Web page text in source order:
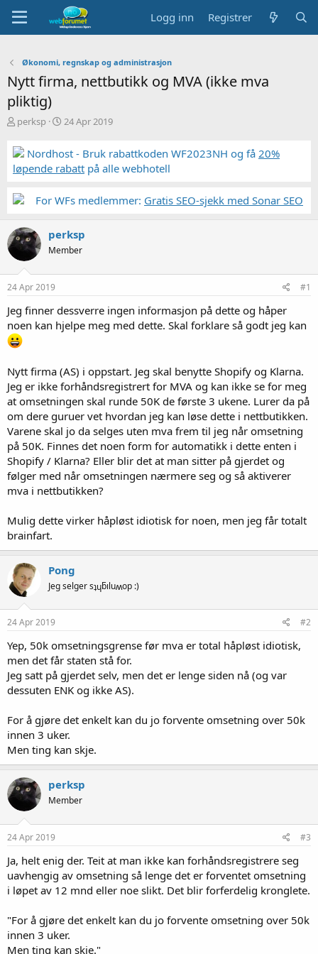
Logg inn Registrer
Økonomi, regnskap og administrasjon
Nytt firma, nettbutikk og MVA (ikke mva
pliktig)
T
å
d
s
a
e
r
perksp
S
r
t
a
24 Apr 2019
Nordhost - Bruk rabattkoden WF2023NH og få 20%
løpende rabatt på alle webhotell
For WFs medlemmer: Gratis SEO-sjekk med Sonar SEO
perksp
Member
24 Apr 2019 #1
Jeg finner dessverre ingen informasjon på dette og håper
noen kan hjelpe meg med dette. Skal forklare så godt jeg kan
Nytt firma (AS) i oppstart. Jeg skal benytte Shopify og Klarna.
Jeg er ikke forhåndsregistrert for MVA og kan ikke se for meg
at omsetningen skal runde 50K de første 3 ukene. Lurer da på
om dere guruer vet hvordan jeg kan løse dette i nettbutikken.
Varene skal jo da selges uten mva frem til jeg når omsetning
på 50K. Finnes det noen form for automatikk i dette enten i
Shopify / Klarna? Eller blir det at man sitter på gjerdet og
følger med når omsetningen nærmere seg og så aktiverer
mva i nettbutikken?
Mulig dette virker håpløst idiotisk for noen, men jeg får totalt
brainfart.
Pong
Jeg selger sʇɥƃıluʍop :)
24 Apr 2019 #2
Yep, 50k omsetningsgrense før mva er total håpløst idiotisk,
men det får staten stå for.
Jeg satt på gjerdet selv, men det er lenge siden nå (og var
dessuten ENK og ikke AS).
For å gjøre det enkelt kan du jo forvente omsetning over 50k
innen 3 uker.
Men ting kan skje.
perksp
Member
24 Apr 2019 #3
Ja, helt enig der. Teit at man ikke kan forhåndsregistrere seg
uavhengig av omsetning så lenge det er forventet omsetning
i løpet av 12 mnd eller noe slikt. Det blir forferdelig kronglete.
"For å gjøre det enkelt kan du jo forvente omsetning over 50k
innen 3 uker.
Men ting kan skje."